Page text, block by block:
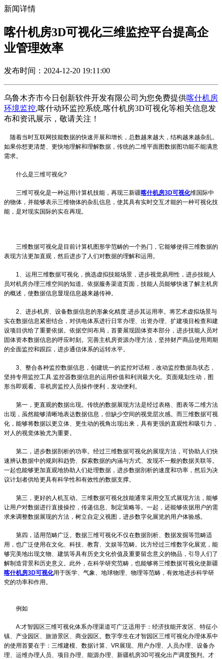
新闻详情
喀什机房3D可视化三维监控平台提高企
业管理效率
发布时间：2024-12-20 19:11:00
乌鲁木齐市今日创新软件开发有限公司为您免费提供喀什机房
环境监控,喀什动环监控系统,喀什机房3D可视化等相关信息发
布和资讯展示，敬请关注！
随着当时互联网技能数据的快速开展和增长，总数越来越大，结构越来越杂乱。
如果你想更清楚、更快地理解和理解数据，传统的二维平面图数据图功能不能满意
需求。
什么是三维可视化?
三维可视化是一种运用计算机技能，再现三新疆喀什机房3D可视化维国际中
的物体，并能够表示三维物体的杂乱信息，使其具有实时交互才能的一种可视化技
能，是对现实国际的实在再现。
三维数据可视化是目前计算机图形学范畴的一个热门，它能够使得三维数据的
表现方法更加直观，然后进步了人们对数据的理解和运用。
1、运用三维数据可视化，挑选虚拟技能场景，进步视觉易用性，进步技能人
员对机房办理三维空间的知道。依据服务渠道页面，技能人员能够快速了解主机房
的概述，使数据信息显现信息越来越传神。
2、进步机房、设备数据信息的形象化精度.进步其运用率。将艺术虚拟场景与
实在数据信息紧密结合，对供电体系进行日常办理、出资办理、扩建项目检查和建
设项目供给了重要依据。依据空间布局，首要展现固体资本部分，进步技能人员对
固体资本数据信息的呼应时刻。完善主机房资源办理方法，坚持财产商品使用周期
的全面监控和跟踪，进步通信体系的运转水平。
3、整合各种监控数据信息，创建统一的监控对话框，改动监控数据岛状态，
坚持专用监控工具.监控器数据信息的运用价值和利润最大化。页面规划生动，图
形当即观看。非机房监控人员操作便利，发动便利。
第一，更直观的数据出现。传统的数据展现方法是经过表格、图表等二维方法
出现，虽然能够清晰地表达数据信息，但缺少空间的视觉层次感。而三维数据可视
化，能够将数据以更立体、更生动的视角出现出来，具有更强的直观性和吸引力，
对人的视觉体验尤为重要。
第二，进步数据剖析的功率。经过三维数据可视化的展现方法，可协助人们快
速辨认数据中的规则和趋势、探索数据的内涵与方式、发现不一般的数据关联等。
一起也能够更加直观地协助人们处理数据，进步数据剖析的速度和功率，然后为决
议计划者供给更具有科学性和有效性的数据支撑。
第三，更好的人机互动。三维数据可视化技能通常采用交互式展现方法，能够
让用户对数据进行直接操控，传递信息、制定策略等。一起，还能够依据用户的需
求来调整数据展现的方法，树立自定义视图，进步数字化展览的用户体验感。
第四，适用范畴广泛。数据三维可视化不仅在数据剖析、数据发掘等范畴适
用，也广泛使用在文化、科技、教育、文娱等范畴。比方经过三维数字化展览，能
够完美地出现文物、建筑等具有历史文化价值及重要留念意义的物品，引导人们了
解制造背景和历史意义。此外，在科学研究范畴，也能够将三维数据可视化使新疆
喀什机房3D可视化用于医学、气象、地球物理、物理等范畴，有效地进步科学研
究的功率和作用。
例如
A:才智园区三维可视化体系办理渠道可广泛适用于：经济技能开发区、特征小
镇、产业园区、旅游景区、商业园区。数字孪生在才智园区三维可视化办理体系中
的使用首要在于：三维建模、数据计算、VR展现、用户办理、人员办理、设备办
理、运维办理人员、项目办理、能源办理、 新疆机房3D可视化出产调度预判。才